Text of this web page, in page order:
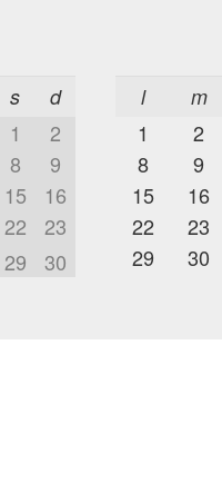
s d
1
2
8
9
15 16
22
23
29 30
l m
1 2
8
9
15
16
22
23
29
30